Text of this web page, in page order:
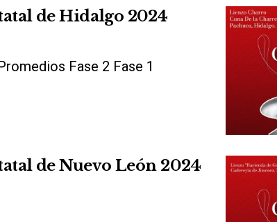
de Hidalgo 2024
Fase 2 Fase 1
de Nuevo León 2024